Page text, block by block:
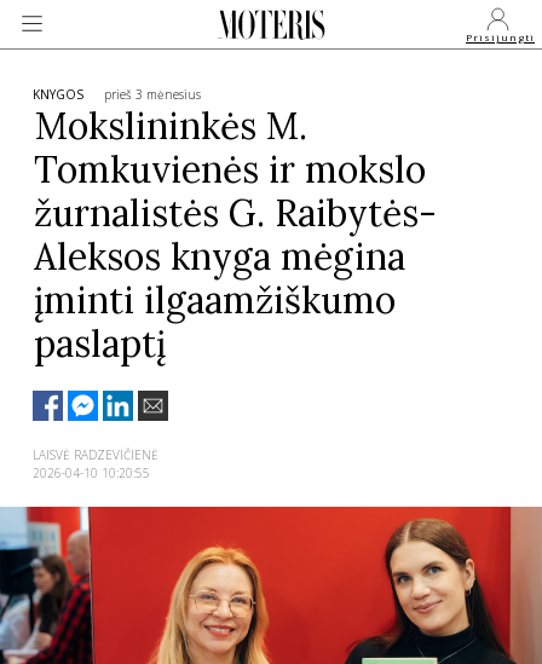
Prisijungti
VEIDAI
MONARCHIJA
MADA
SVEIKATA
APIE MANE
PSICHOLOGIJA
HOROSKOPAI
KNYGOS prieš 3 mėnesius
Mokslininkės M.
Tomkuvienės ir mokslo
žurnalistės G. Raibytės-
Aleksos knyga mėgina
įminti ilgaamžiškumo
paslaptį
LAISVĖ RADZEVIČIENĖ
2026-04-10 10:20:55